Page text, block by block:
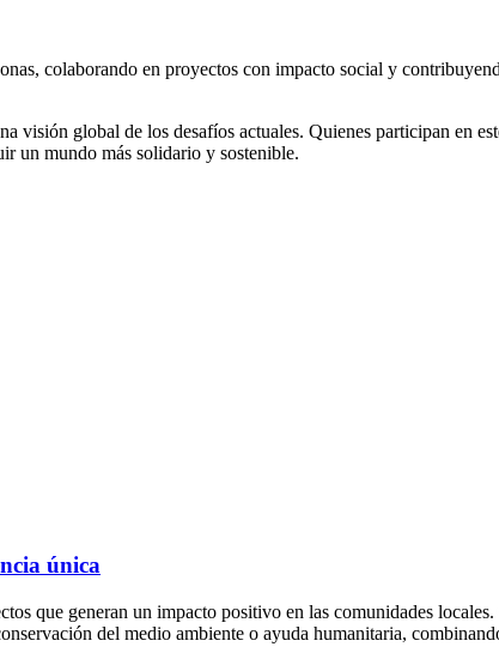
colaborando en proyectos con impacto social y
visión global de los desafíos actuales. Quienes participan en
un mundo más solidario y sostenible.
única
que generan un impacto positivo en las comunidades
del medio ambiente o ayuda humanitaria,